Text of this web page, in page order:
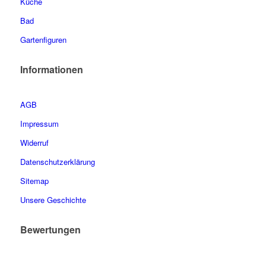
Bad
Gartenfiguren
Informationen
AGB
Impressum
Widerruf
Datenschutzerklärung
Sitemap
Unsere Geschichte
Bewertungen